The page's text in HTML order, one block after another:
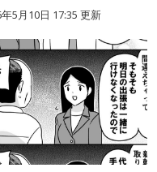
5月10日 17:35 更新